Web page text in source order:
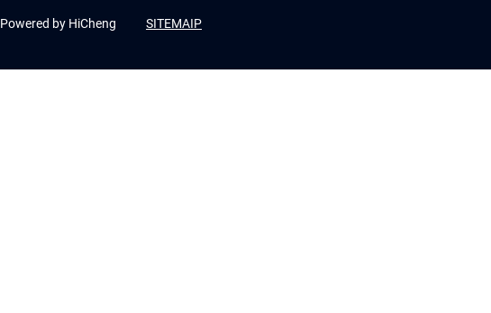
Powered by HiCheng SITEMAIP